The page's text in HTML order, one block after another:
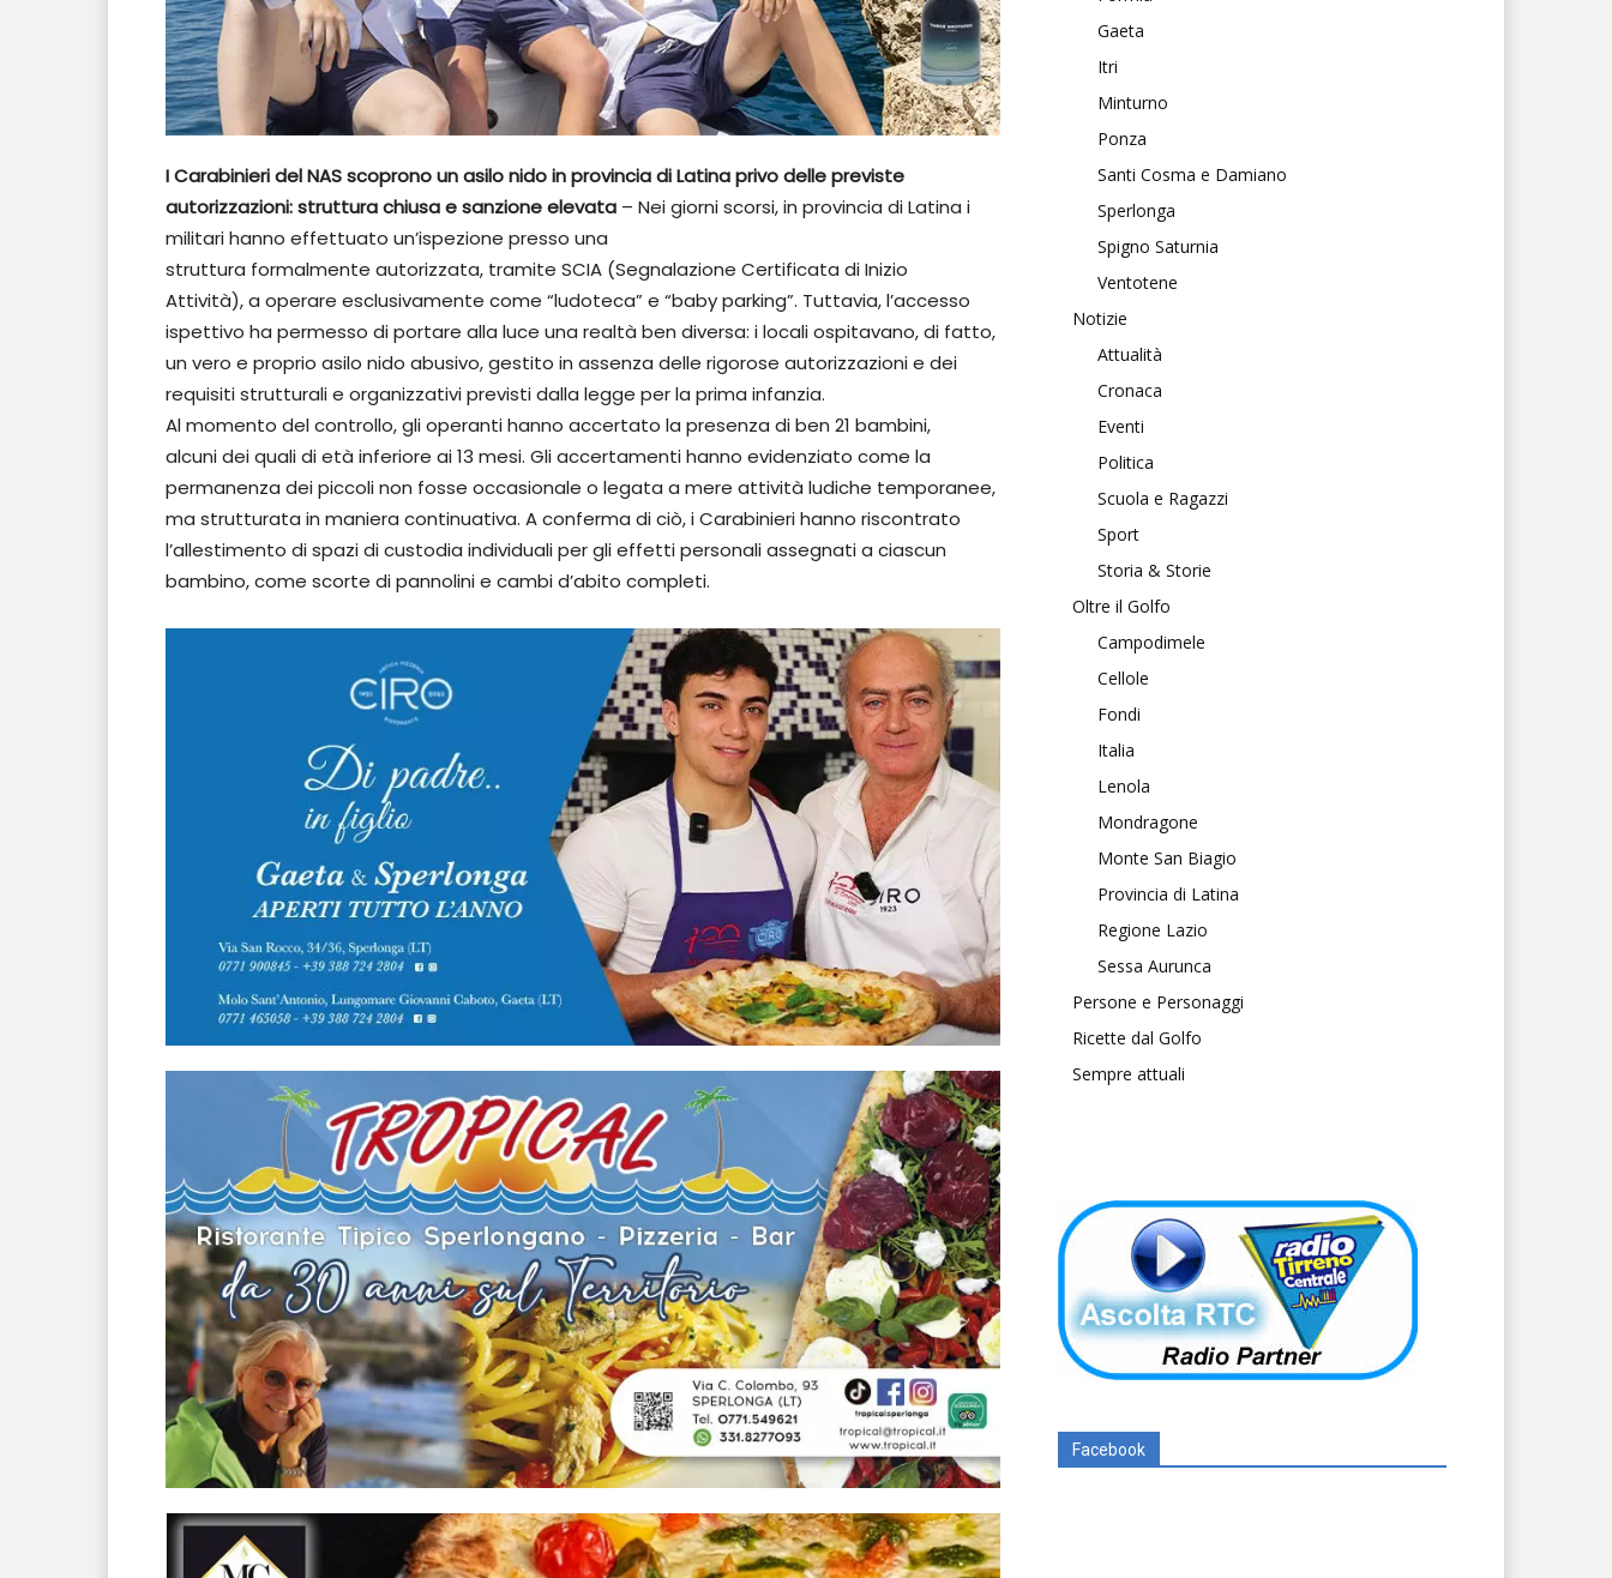
I Carabinieri del NAS scoprono un asilo nido in provincia di Latina privo delle previste
autorizzazioni: struttura chiusa e sanzione elevata – Nei giorni scorsi, in provincia di Latina i
militari hanno effettuato un’ispezione presso una
struttura formalmente autorizzata, tramite SCIA (Segnalazione Certificata di Inizio
Attività), a operare esclusivamente come “ludoteca” e “baby parking”. Tuttavia, l’accesso
ispettivo ha permesso di portare alla luce una realtà ben diversa: i locali ospitavano, di fatto,
un vero e proprio asilo nido abusivo, gestito in assenza delle rigorose autorizzazioni e dei
requisiti strutturali e organizzativi previsti dalla legge per la prima infanzia.
Al momento del controllo, gli operanti hanno accertato la presenza di ben 21 bambini,
alcuni dei quali di età inferiore ai 13 mesi. Gli accertamenti hanno evidenziato come la
permanenza dei piccoli non fosse occasionale o legata a mere attività ludiche temporanee,
ma strutturata in maniera continuativa. A conferma di ciò, i Carabinieri hanno riscontrato
l’allestimento di spazi di custodia individuali per gli effetti personali assegnati a ciascun
bambino, come scorte di pannolini e cambi d’abito completi.
Gaeta
Itri
Minturno
Ponza
Santi Cosma e Damiano
Sperlonga
Spigno Saturnia
Ventotene
Notizie
Attualità
Cronaca
Eventi
Politica
Scuola e Ragazzi
Sport
Storia & Storie
Oltre il Golfo
Campodimele
Cellole
Fondi
Italia
Lenola
Mondragone
Monte San Biagio
Provincia di Latina
Regione Lazio
Sessa Aurunca
Persone e Personaggi
Ricette dal Golfo
Sempre attuali
Facebook